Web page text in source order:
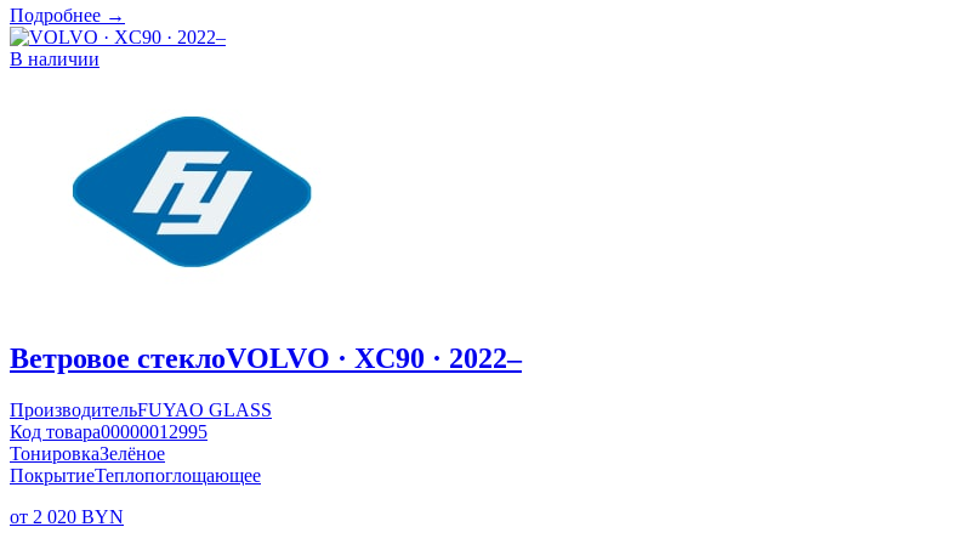
Подробнее →
В наличии
Ветровое стеклоVOLVO · XC90 · 2022–
ПроизводительFUYAO GLASS
Код товара00000012995
ТонировкаЗелёное
ПокрытиеТеплопоглощающее
от 2 020 BYN